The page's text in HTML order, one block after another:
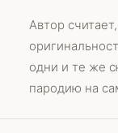
Автор
одни и те же
пародию на